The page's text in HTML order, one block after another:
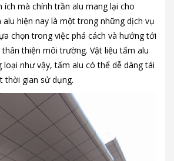
ích mà chính trần alu mang lại cho
alu hiện nay là một trong những dịch vụ
chọn trong việc phá cách và hướng tới
thiện môi trường. Vật liệu tấm alu
như vậy, tấm alu có thể dễ dàng tái
thời gian sử dụng.